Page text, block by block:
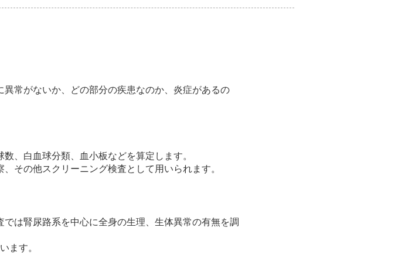
常がないか、どの部分の疾患なのか、炎症があるの
、白血球分類、血小板などを算定します。
その他スクリーニング検査として用いられます。
は腎尿路系を中心に全身の生理、生体異常の有無を調
ます。